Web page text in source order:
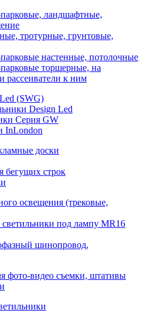
ландшафтные,
тротурные, грунтовые,
настенные, потолочные
торшерные, на
рассеиватели к ним
(SWG)
Design Led
Серия GW
InLondon
доски
бегущих строк
освещения (трековые,
под лампу MR16
шинопровод,
фото-видео съемки, штативы